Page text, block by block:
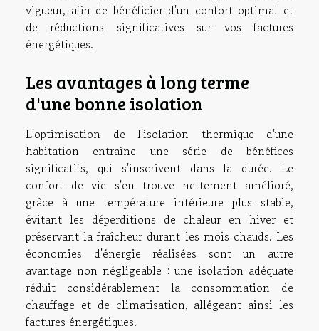
vigueur, afin de bénéficier d'un confort optimal et
de réductions significatives sur vos factures
énergétiques.
Les avantages à long terme
d'une bonne isolation
L'optimisation de l'isolation thermique d'une
habitation entraîne une série de bénéfices
significatifs, qui s'inscrivent dans la durée. Le
confort de vie s'en trouve nettement amélioré,
grâce à une température intérieure plus stable,
évitant les déperditions de chaleur en hiver et
préservant la fraîcheur durant les mois chauds. Les
économies d'énergie réalisées sont un autre
avantage non négligeable : une isolation adéquate
réduit considérablement la consommation de
chauffage et de climatisation, allégeant ainsi les
factures énergétiques.